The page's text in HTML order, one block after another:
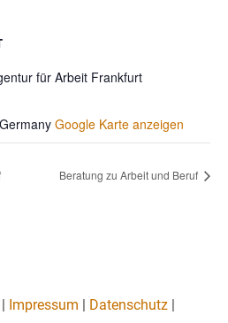
für Arbeit Frankfurt
Germany Google Karte anzeigen
Beratung zu Arbeit und Beruf
Impressum Datenschutz